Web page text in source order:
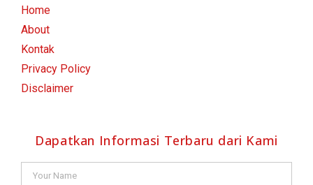
Home
About
Kontak
Privacy Policy
Disclaimer
Dapatkan Informasi Terbaru dari Kami